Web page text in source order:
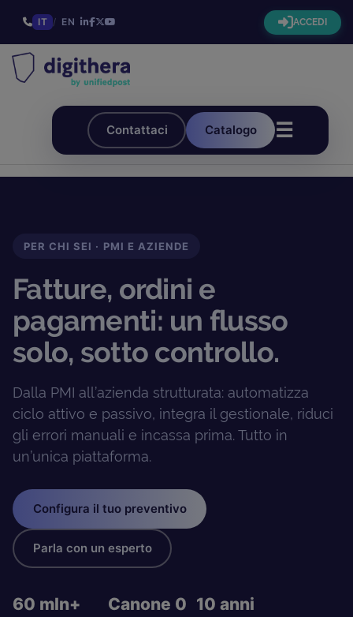
IT / EN ACCEDI
Contattaci Catalogo ☰
PER CHI SEI · PMI E AZIENDE
Fatture, ordini e
pagamenti: un flusso
solo, sotto controllo.
Dalla PMI all’azienda strutturata: automatizza
ciclo attivo e passivo, integra il gestionale, riduci
gli errori manuali e incassa prima. Tutto in
un’unica piattaforma.
Configura il tuo preventivo
Parla con un esperto
60 mln+ Canone 0 10 anni